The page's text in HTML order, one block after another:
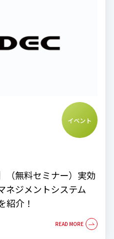
イベント
（無料セミナー）実効
ネジメントシステム
紹介！